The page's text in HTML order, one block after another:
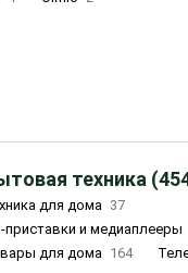
техника
для дома 37
приставки и медиаплееры
для дома 164